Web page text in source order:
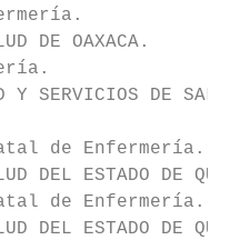
DE OAXACA.
Y SERVICIOS DE SALUD
de Enfermería.
DEL ESTADO DE
de Enfermería.
DEL ESTADO DE